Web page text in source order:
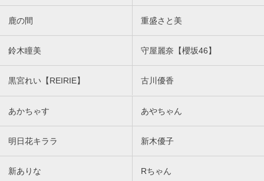
鹿の間 重盛さと美
鈴木瞳美 守屋麗奈【櫻坂46】
黒宮れい【REIRIE】 古川優香
あかちゃす あやちゃん
明日花キララ 新木優子
新ありな Rちゃん